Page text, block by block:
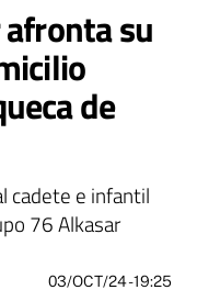
su
de
cadete e infantil
76 Alkasar
03/OCT/24- 19:25